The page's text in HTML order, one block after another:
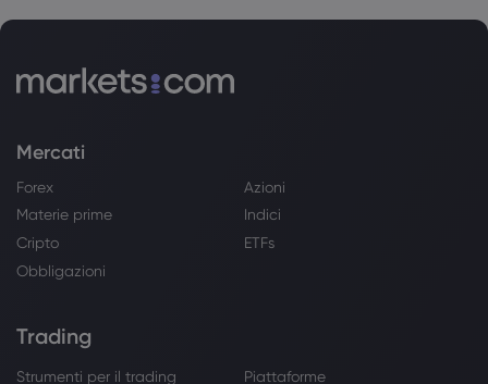
Mercati
Forex
Azioni
Materie prime
Indici
Cripto
ETFs
Obbligazioni
Trading
Strumenti per il trading
Piattaforme